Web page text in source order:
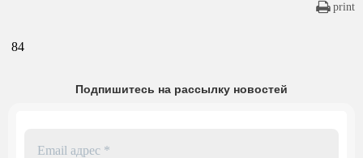
print
84
Подпишитесь на рассылку новостей